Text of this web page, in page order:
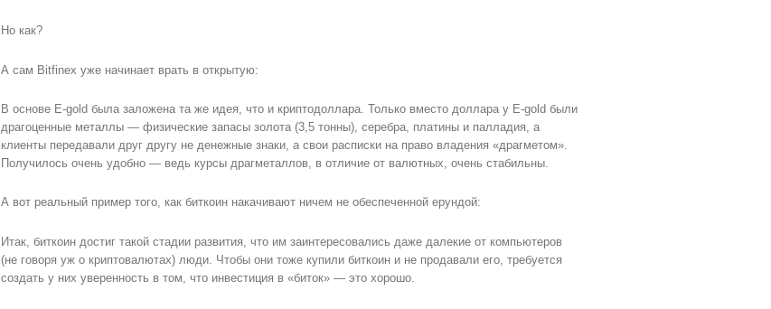
Но как?
А сам Bitfinex уже начинает врать в открытую:
В основе E-gold была заложена та же идея, что и криптодоллара. Только вместо доллара у E-gold были
драгоценные металлы — физические запасы золота (3,5 тонны), серебра, платины и палладия, а
клиенты передавали друг другу не денежные знаки, а свои расписки на право владения «драгметом».
Получилось очень удобно — ведь курсы драгметаллов, в отличие от валютных, очень стабильны.
А вот реальный пример того, как биткоин накачивают ничем не обеспеченной ерундой:
Итак, биткоин достиг такой стадии развития, что им заинтересовались даже далекие от компьютеров
(не говоря уж о криптовалютах) люди. Чтобы они тоже купили биткоин и не продавали его, требуется
создать у них уверенность в том, что инвестиция в «биток» — это хорошо.